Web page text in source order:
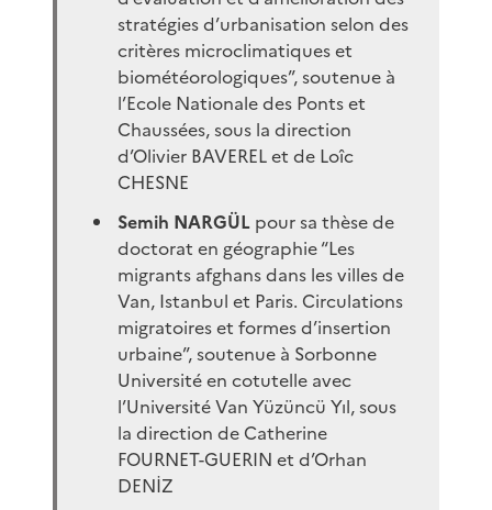
stratégies d’urbanisation selon des
critères microclimatiques et
biométéorologiques”, soutenue à
l’Ecole Nationale des Ponts et
Chaussées, sous la direction
d’Olivier BAVEREL et de Loîc
CHESNE
Semih NARGÜL pour sa thèse de
doctorat en géographie “Les
migrants afghans dans les villes de
Van, Istanbul et Paris. Circulations
migratoires et formes d’insertion
urbaine”, soutenue à Sorbonne
Université en cotutelle avec
l’Université Van Yüzüncü Yıl, sous
la direction de Catherine
FOURNET-GUERIN et d’Orhan
DENİZ